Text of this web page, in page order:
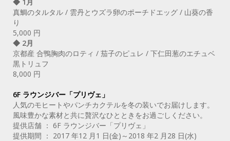
真鯛のタルタル / 雲丹とウズラ卵のポーチドエッグ / 山葵の香
り
5,000 円
◆ 2月
京都産 合鴨胸肉のロティ / 茄子のピュレ / 下仁田葱のエチュベ
黒トリュフ
8,000 円
6F ラウンジバー「プリヴェ」
人気のモヒートやパンチカクテルを冬の装いでお届けします。
風味豊かな素材と共に贅沢なひとときをお過ごしください。
提供店舗 ： 6F ラウンジバー「プリヴェ」
提供期間 ： 2017 年12 月1 日(金)～2018 年2 月28 日(水)